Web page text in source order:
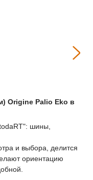
Origine Palio Eko в
шины,
и выбора, делится
ориентацию